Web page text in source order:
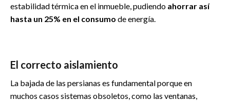
estabilidad térmica en el inmueble, pudiendo ahorrar así
hasta un 25% en el consumo de energía.
El correcto aislamiento
La bajada de las persianas es fundamental porque en
muchos casos sistemas obsoletos, como las ventanas,